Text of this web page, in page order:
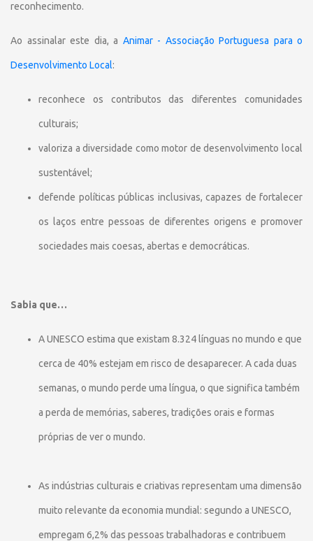
reconhecimento.
Ao assinalar este dia, a Animar - Associação Portuguesa para o
Desenvolvimento Local:
reconhece os contributos das diferentes comunidades
culturais;
valoriza a diversidade como motor de desenvolvimento local
sustentável;
defende políticas públicas inclusivas, capazes de fortalecer
os laços entre pessoas de diferentes origens e promover
sociedades mais coesas, abertas e democráticas.
Sabia que…
A UNESCO estima que existam 8.324 línguas no mundo e que
cerca de 40% estejam em risco de desaparecer. A cada duas
semanas, o mundo perde uma língua, o que significa também
a perda de memórias, saberes, tradições orais e formas
próprias de ver o mundo.
As indústrias culturais e criativas representam uma dimensão
muito relevante da economia mundial: segundo a UNESCO,
empregam 6,2% das pessoas trabalhadoras e contribuem